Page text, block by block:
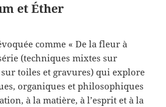
et Éther
comme « De la fleur à
(techniques mixtes sur
toiles et gravures) qui explore
organiques et philosophiques
à la matière, à l’esprit et à la